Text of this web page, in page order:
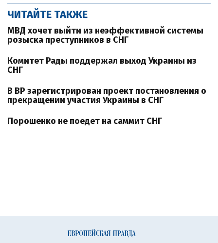
ЧИТАЙТЕ ТАКЖЕ
МВД хочет выйти из неэффективной системы
розыска преступников в СНГ
Комитет Рады поддержал выход Украины из
СНГ
В ВР зарегистрирован проект постановления о
прекращении участия Украины в СНГ
Порошенко не поедет на саммит СНГ